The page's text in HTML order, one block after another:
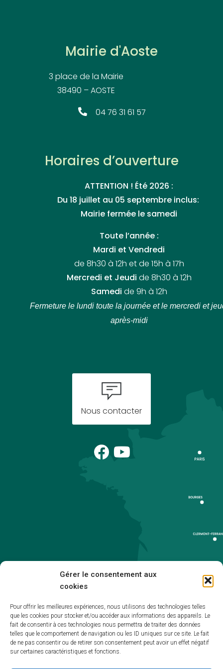
Gérer le consentement aux
cookies
Pour offrir les meilleures expériences, nous utilisons des technologies telles
que les cookies pour stocker et/ou accéder aux informations des appareils. Le
fait de consentir à ces technologies nous permettra de traiter des données
telles que le comportement de navigation ou les ID uniques sur ce site. Le fait
de ne pas consentir ou de retirer son consentement peut avoir un effet négatif
sur certaines caractéristiques et fonctions.
Mairie d'Aoste
3 place de la Mairie
38490 – AOSTE
04 76 31 61 57
Horaires d’ouverture
ATTENTION ! Été 2026 :
Du 18 juillet au 05 septembre inclus:
Mairie fermée le samedi
Toute l’année :
Mardi et Vendredi
de 8h30 à 12h et de 15h à 17h
Mercredi et Jeudi de 8h30 à 12h
Samedi de 9h à 12h
Fermeture le lundi toute la journée et le mercredi et
après-midi
Nous contacter
Accessibilité